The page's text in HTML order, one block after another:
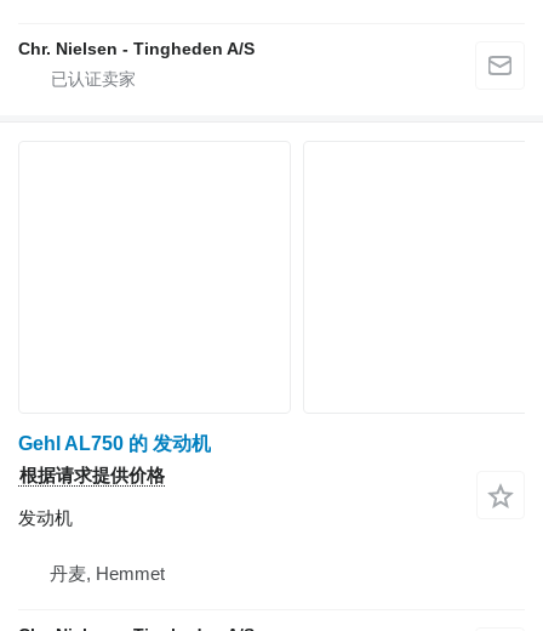
Chr. Nielsen - Tingheden A/S
Gehl AL750 的 发动机
根据请求提供价格
发动机
丹麦, Hemmet